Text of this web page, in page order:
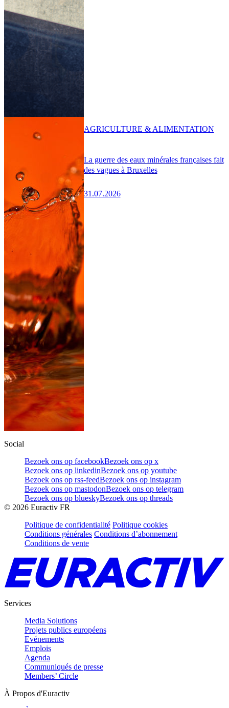
La guerre des eaux minérales françaises fait
des vagues à Bruxelles
31.07.2026
AGRICULTURE & ALIMENTATION
Social
Bezoek ons op facebookBezoek ons op x
Bezoek ons op linkedinBezoek ons op youtube
Bezoek ons op rss-feedBezoek ons op instagram
Bezoek ons op mastodonBezoek ons op telegram
Bezoek ons op blueskyBezoek ons op threads
© 2026 Euractiv FR
Politique de confidentialité Politique cookies
Conditions générales Conditions d’abonnement
Conditions de vente
Services
Media Solutions
Projets publics européens
Evénements
Emplois
Agenda
Communiqués de presse
Members’ Circle
À Propos d'Euractiv